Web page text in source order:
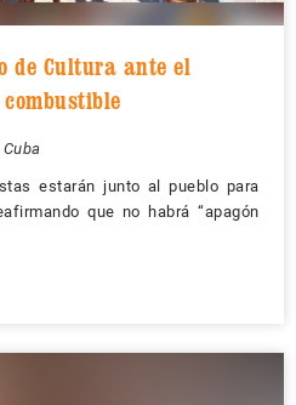
de Cultura ante el
estarán junto al pueblo para
que no habrá “apagón